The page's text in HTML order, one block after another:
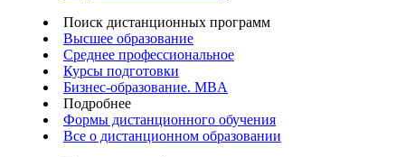
Поиск дистанционных программ
Высшее образование
Среднее профессиональное
Курсы подготовки
Бизнес-образование. MBA
Подробнее
Формы дистанционного обучения
Все о дистанционном образовании